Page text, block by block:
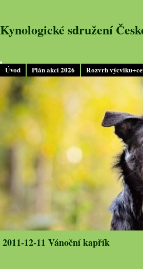
Úvod Plán akcí 2026 Rozvrh
Kynologické sdružení
2011-12-11 Vánoční kapřík